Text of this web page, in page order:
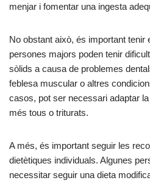
menjar i fomentar una ingesta
No obstant això, és important tenir
persones majors poden tenir
sòlids a causa de problemes
feblesa muscular o altres
casos, pot ser necessari adaptar
més tous o triturats.
A més, és important seguir les
dietètiques individuals. Algunes
necessitar seguir una dieta